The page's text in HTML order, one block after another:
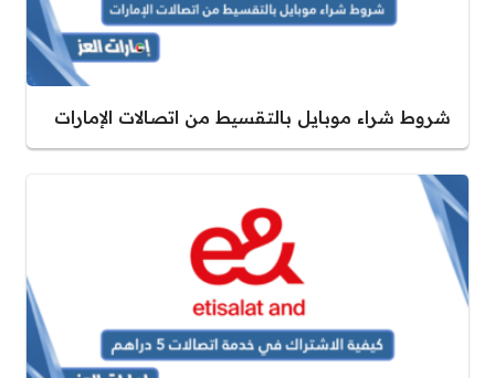
شروط شراء موبايل بالتقسيط من اتصالات الإمارات